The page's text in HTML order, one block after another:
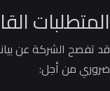
المتطلبات
قد تفصح الشركة عن
ضروري من أجل: